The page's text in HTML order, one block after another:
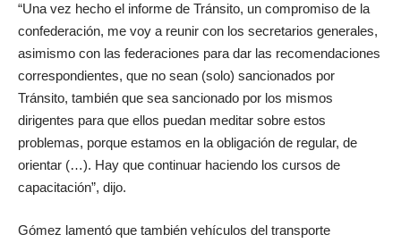
“Una vez hecho el informe de Tránsito, un compromiso de la
confederación, me voy a reunir con los secretarios generales,
asimismo con las federaciones para dar las recomendaciones
correspondientes, que no sean (solo) sancionados por
Tránsito, también que sea sancionado por los mismos
dirigentes para que ellos puedan meditar sobre estos
problemas, porque estamos en la obligación de regular, de
orientar (…). Hay que continuar haciendo los cursos de
capacitación”, dijo.
Gómez lamentó que también vehículos del transporte